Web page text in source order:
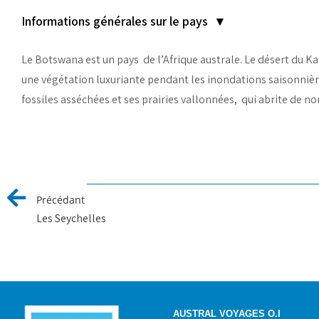
Informations générales sur le pays ▾
Le Botswana est un pays de l’Afrique australe. Le désert
une végétation luxuriante pendant les inondations
fossiles asséchées et ses prairies vallonnées, qui abrite de
Précédant
Les Seychelles
AUSTRAL VOYAGES O.I